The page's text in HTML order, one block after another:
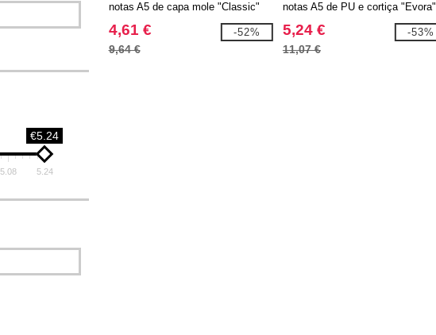
€5.24
5.08 5.24
notas A5 de capa mole "Classic"
4,61 €
9,64 €
-52%
notas A5 de PU e cortiça "Evora"
5,24 €
11,07 €
-53%